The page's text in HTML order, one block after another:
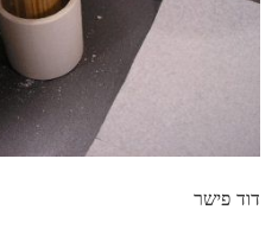
דוד פישר